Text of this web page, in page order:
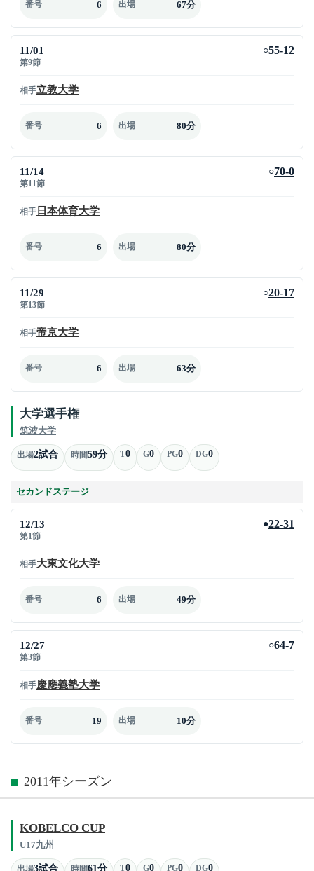
番号 6 出場 67分
11/01
第9節
○55-12
相手立教大学
番号 6 出場 80分
11/14
第11節
○70-0
相手 日本体育大学
番号 6 出場 80分
11/29
第13節
○20-17
相手帝京大学
番号 6 出場 63分
大学選手権
筑波大学
出場2試合 時間59分 T0 G0 PG0 DG0
セカンドステージ
12/13
第1節
●22-31
相手大東文化大学
番号 6 出場 49分
12/27
第3節
○64-7
相手慶應義塾大学
番号 19 出場 10分
2011年シーズン
KOBELCO CUP
U17九州
出場3試合 時間61分 T0 G0 PG0 DG0